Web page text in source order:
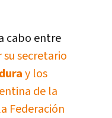
cabo entre
su secretario
y los
de la
Federación